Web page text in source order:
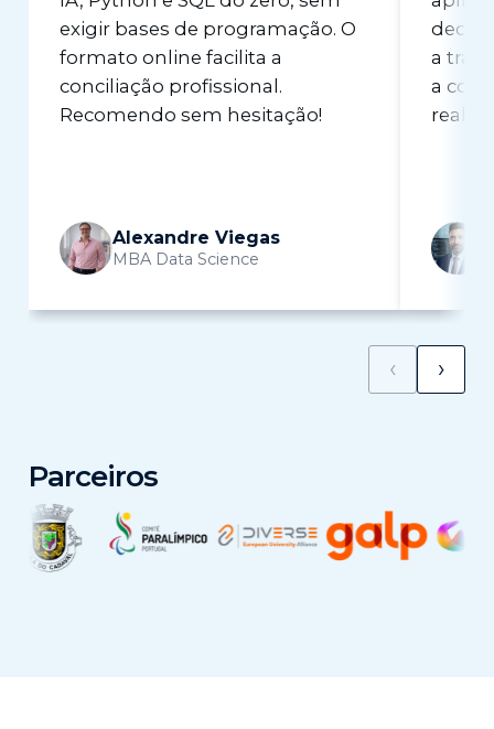
exigir bases de programação. O
formato online facilita a
conciliação profissional.
Recomendo sem hesitação!
Alexandre Viegas
MBA Data Science
a
a
real
‹ ›
Parceiros